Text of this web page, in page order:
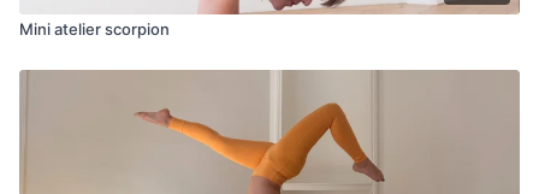
Mini atelier scorpion